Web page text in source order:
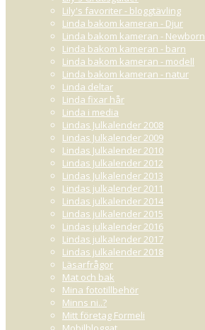
Lily's favoriter - bloggtävling
Linda bakom kameran - Djur
Linda bakom kameran - Newborn
Linda bakom kameran - barn
Linda bakom kameran - modell
Linda bakom kameran - natur
Linda deltar
Linda fixar hår
Linda i media
Lindas Julkalender 2008
Lindas Julkalender 2009
Lindas Julkalender 2010
Lindas Julkalender 2012
Lindas Julkalender 2013
Lindas julkalender 2011
Lindas julkalender 2014
Lindas julkalender 2015
Lindas julkalender 2016
Lindas julkalender 2017
Lindas julkalender 2018
Läsarfrågor
Mat och bak
Mina fototillbehör
Minns ni..?
Mitt företag Formeli